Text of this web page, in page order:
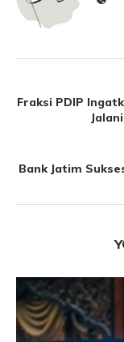
Fraksi PDIP
Bank Jatim